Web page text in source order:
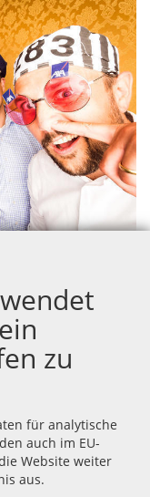
zu
für analytische
auch im EU-
Website weiter
aus.